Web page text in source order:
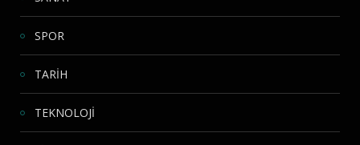
SPOR
TARİH
TEKNOLOJİ